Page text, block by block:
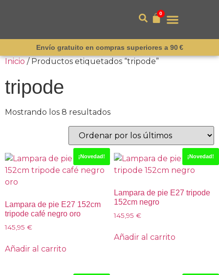
0
Envío gratuito en compras superiores a 90 €
Inicio/ Productos etiquetados “tripode”
tripode
Mostrando los 8 resultados
¡Novedad!
Lampara de pie E27 152cm
tripode café negro oro
145,95 €
Añadir al carrito
¡Novedad!
Lampara de pie E27 tripode
152cm negro
145,95 €
Añadir al carrito